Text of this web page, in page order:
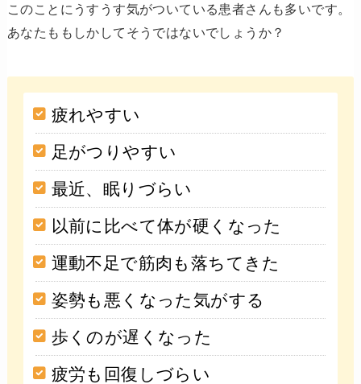
このことにうすうす気がついている患者さんも多いです。
あなたももしかしてそうではないでしょうか？
疲れやすい
足がつりやすい
最近、眠りづらい
以前に比べて体が硬くなった
運動不足で筋肉も落ちてきた
姿勢も悪くなった気がする
歩くのが遅くなった
疲労も回復しづらい